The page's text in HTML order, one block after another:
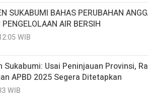
SUKABUMI BAHAS PERUBAHAN
AIR BERSIH
WIB
Sukabumi: Usai Peninjauan Provinsi,
APBD 2025 Segera Ditetapkan
WIB